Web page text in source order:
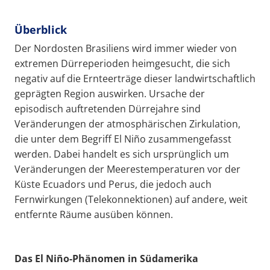
Überblick
Der Nordosten Brasiliens wird immer wieder von
extremen Dürreperioden heimgesucht, die sich
negativ auf die Ernteerträge dieser landwirtschaftlich
geprägten Region auswirken. Ursache der
episodisch auftretenden Dürrejahre sind
Veränderungen der atmosphärischen Zirkulation,
die unter dem Begriff El Niño zusammengefasst
werden. Dabei handelt es sich ursprünglich um
Veränderungen der Meerestemperaturen vor der
Küste Ecuadors und Perus, die jedoch auch
Fernwirkungen (Telekonnektionen) auf andere, weit
entfernte Räume ausüben können.
Das El Niño-Phänomen in Südamerika